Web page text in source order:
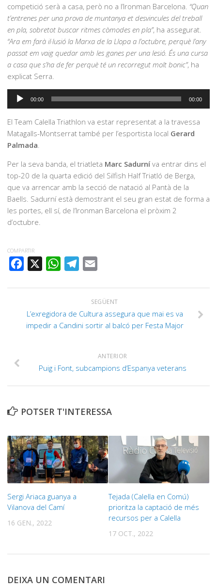
competició serà a casa, però no a l’Ironman Barcelona. “Quan
t’entrenes per una prova de muntanya et desvincules del treball
en pla, sobretot buscar ritmes còmodes en pla”, ha assegurat.
“Ara em farà il·lusió la Marxa de la Llopa a l’octubre, perquè l’any
passat em vaig quedar amb les ganes per una lesió. És una cursa
a casa que s’ha de fer perquè té un recorregut molt bonic”, ha
explicat Serra.
Reproductor
00:00 00:00
El Team Calella Triathlon va estar representat a la travessa
Matagalls-Montserrat també per l’esportista local Gerard
Palmada
Per la seva banda, el triatleta Marc Sadurní va entrar dins el
top-20 de la quarta edició del Silfish Half Triatló de Berga,
que va arrencar amb la secció de natació al Pantà de la
Baells. Sadurní està demostrant el seu gran estat de forma a
les portes, ell sí, de l’Ironman Barcelona el pròxim 2
d’octubre.
COMPARTIR
FACEBOOK
WHATSAPPTELEGRAM
SEGÜENT
L’exregidora de Cultura assegura que mai es va
impedir a Candini sortir al balcó per Festa Major
ANTERIOR
Puig i Font, subcampions d’Espanya veterans
POTSER T'INTERESSA
Sergi Ariaca guanya a
Vilanova del Camí
16 GEN., 2022
Tejada (Calella en Comú)
prioritza la captació de més
recursos per a Calella
17 OCT., 2022
DEIXA UN COMENTARI